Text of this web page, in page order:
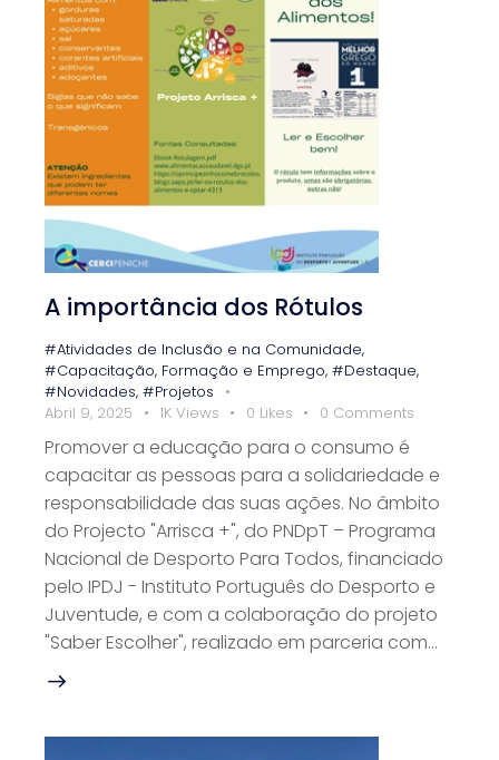
A importância dos Rótulos
#Atividades de Inclusão e na Comunidade,
#Capacitação, Formação e Emprego, #Destaque,
#Novidades, #Projetos
Abril 9, 2025
1K Views 0 Likes 0 Comments
Promover a educação para o consumo é
capacitar as pessoas para a solidariedade e
responsabilidade das suas ações. No âmbito
do Projecto "Arrisca +", do PNDpT – Programa
Nacional de Desporto Para Todos, financiado
pelo IPDJ - Instituto Português do Desporto e
Juventude, e com a colaboração do projeto
"Saber Escolher", realizado em parceria com…